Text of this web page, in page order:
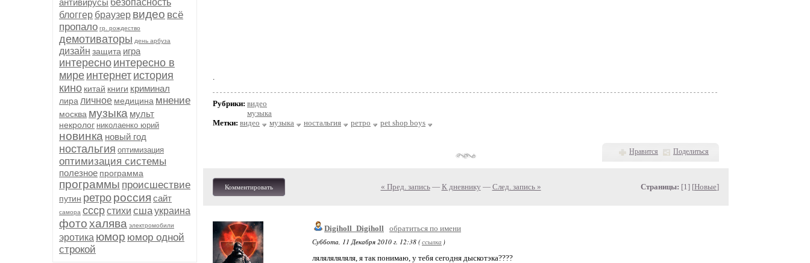
антивирусы безопасность
блоггер браузер видео всё
пропало гр. рождество
демотиваторы день арбуза
дизайн защита игра
интересно интересно в
мире интернет история
кино китай книги криминал
лира личное медицина мнение
москва музыка мульт
некролог николаенко юрий
новинка новый год
ностальгия оптимизация
оптимизация системы
полезное программа
программы происшествие
путин ретро россия сайт
самора сссрстихи сшаукраина
фотохалява электромобили
эротика юмор юмор одной
строкой
.
Рубрики: видео
музыка
Метки: видео музыка ностальгия ретро pet shop boys
Нравится Поделиться
Комментировать « Пред. запись— К дневнику — След. запись » Страницы: [1] [Новые]
Digiholl_Digiholl обратиться по имени
Суббота, 11 Декабря 2010 г. 12:38 (ссылка )
ляляляляляля, я так понимаю, у тебя сегодня дыскотэка????